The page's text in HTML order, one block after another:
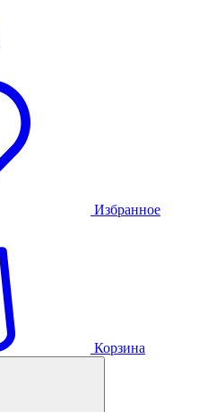
Избранное
Корзина